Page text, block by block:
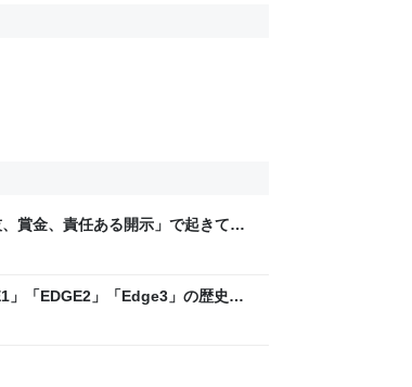
賞金、責任ある開示」で起きてい
」「EDGE2」「Edge3」の歴史に
クLAB